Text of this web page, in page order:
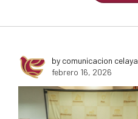
by comunicacion celaya
febrero 16, 2026